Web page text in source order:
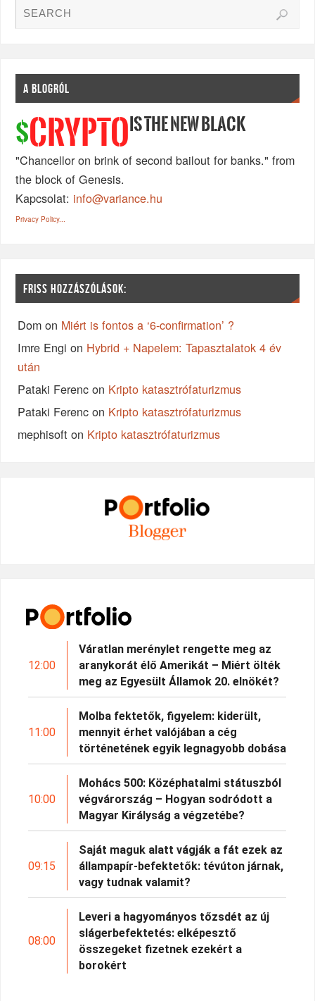
A BLOGRÓL
$CRYPTO IS THE NEW BLACK
"Chancellor on brink of second bailout for banks." from
the block of Genesis.
Kapcsolat: info@variance.hu
Privacy Policy...
FRISS HOZZÁSZÓLÁSOK:
Dom on Miért is fontos a ‘6-confirmation’ ?
Imre Engi on Hybrid + Napelem: Tapasztalatok 4 év
után
Pataki Ferenc on Kripto katasztrófaturizmus
Pataki Ferenc on Kripto katasztrófaturizmus
mephisoft on Kripto katasztrófaturizmus
12:00
Váratlan merénylet rengette meg az
aranykorát élő Amerikát – Miért ölték
meg az Egyesült Államok 20. elnökét?
11:00
Molba fektetők, figyelem: kiderült,
mennyit érhet valójában a cég
történetének egyik legnagyobb dobása
10:00
Mohács 500: Középhatalmi státuszból
végvárország – Hogyan sodródott a
Magyar Királyság a végzetébe?
09:15
Saját maguk alatt vágják a fát ezek az
állampapír-befektetők: tévúton járnak,
vagy tudnak valamit?
08:00
Leveri a hagyományos tőzsdét az új
slágerbefektetés: elképesztő
összegeket fizetnek ezekért a
borokért